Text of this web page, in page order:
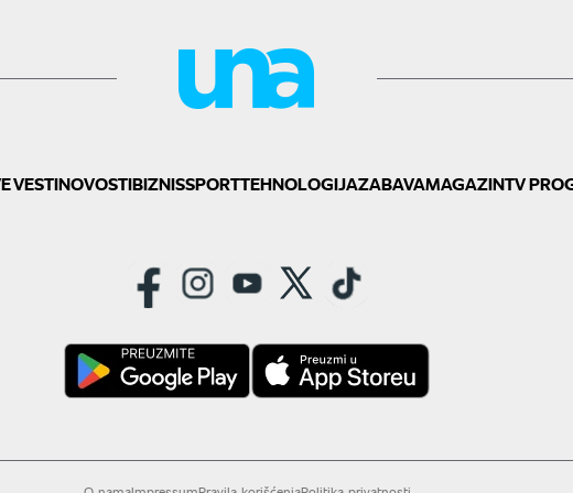
VESTINOVOSTIBIZNISSPORTTEHNOLOGIJAZABAVAMAGAZINTV